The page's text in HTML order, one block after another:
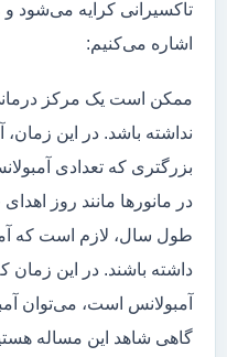
تاکسیرانی کرایه می‌شود و
اشاره می‌کنیم:
ممکن است یک مرکز درمانی
نداشته باشد. در این زمان،
بزرگتری که تعدادی
در مانور‌ها مانند روز
طول سال، لازم است که
داشته باشند. در این
آمبولانس است، می‌توان
گاهی شاهد این مساله